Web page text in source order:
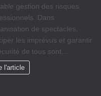
gestion des risques
Dans
de spectacles,
les imprévus et garantir
de tous sont…
l'article